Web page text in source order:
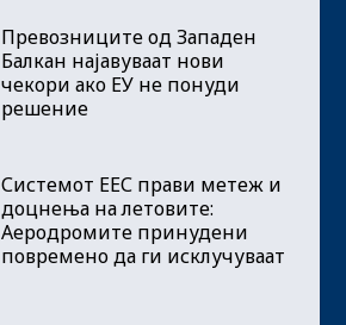
Превозниците од Западен
Балкан најавуваат нови
чекори ако ЕУ не понуди
решение
Системот ЕЕС прави метеж и
доцнења на летовите:
Аеродромите принудени
повремено да ги исклучуваат